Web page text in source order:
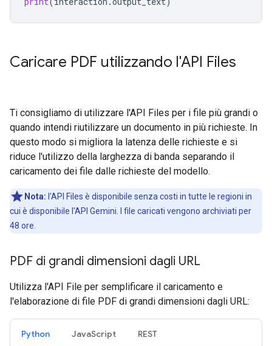
Caricare PDF utilizzando l'API Files
Ti consigliamo di utilizzare l'API Files per i file più grandi o
quando intendi riutilizzare un documento in più richieste. In
questo modo si migliora la latenza delle richieste e si
riduce l'utilizzo della larghezza di banda separando il
caricamento dei file dalle richieste del modello.
Nota: l'API Files è disponibile senza costi in tutte le regioni in
cui è disponibile l'API Gemini. I file caricati vengono archiviati per
48 ore.
PDF di grandi dimensioni dagli URL
Utilizza l'API File per semplificare il caricamento e
l'elaborazione di file PDF di grandi dimensioni dagli URL:
Python JavaScript REST